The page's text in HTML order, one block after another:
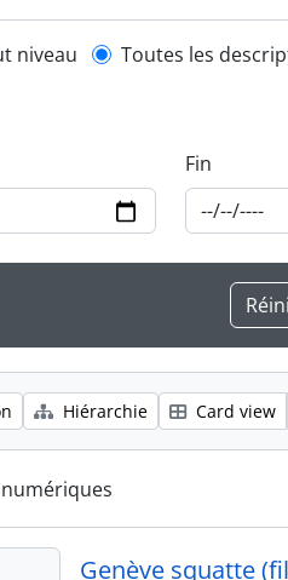
filter
niveau Toutes les
Fin
Hiérarchie Card view
Genève squatte